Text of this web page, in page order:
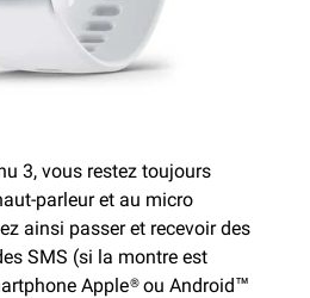
3, vous restez toujours
parleur et au micro
ainsi passer et recevoir des
SMS (si la montre est
Apple® ou Android™